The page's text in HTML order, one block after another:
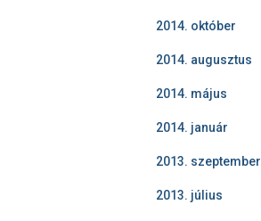
2014. október
2014. augusztus
2014. május
2014. január
2013. szeptember
2013. július